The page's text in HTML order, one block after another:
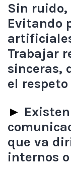
Sin
Evitando
Trabajar
sinceras,
el
►
que va
internos